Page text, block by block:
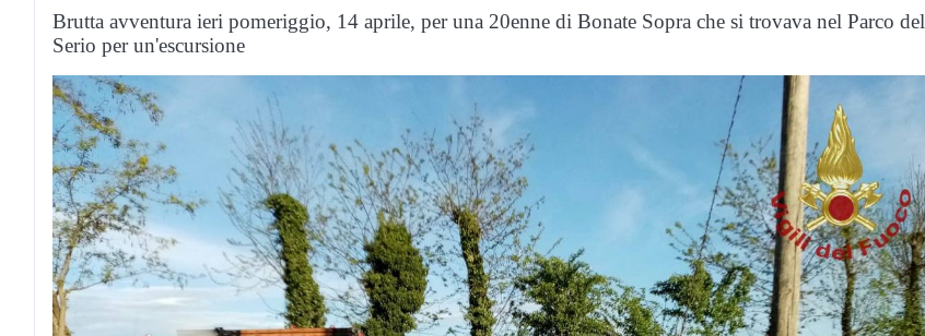
Brutta avventura ieri pomeriggio, 14 aprile, per una 20enne di Bonate Sopra che si trovava nel Parco del
Serio per un'escursione